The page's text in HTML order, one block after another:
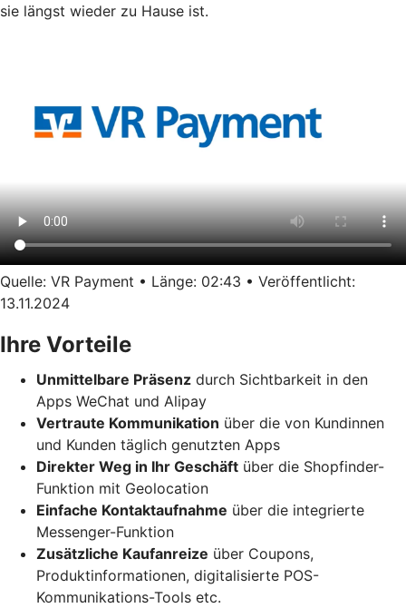
sie längst wieder zu Hause ist.
Quelle: VR Payment • Länge: 02:43 • Veröffentlicht:
13.11.2024
Ihre Vorteile
Unmittelbare Präsenz durch Sichtbarkeit in den
Apps WeChat und Alipay
Vertraute Kommunikation über die von Kundinnen
und Kunden täglich genutzten Apps
Direkter Weg in Ihr Geschäft über die Shopfinder-
Funktion mit Geolocation
Einfache Kontaktaufnahme über die integrierte
Messenger-Funktion
Zusätzliche Kaufanreize über Coupons,
Produktinformationen, digitalisierte POS-
Kommunikations-Tools etc.